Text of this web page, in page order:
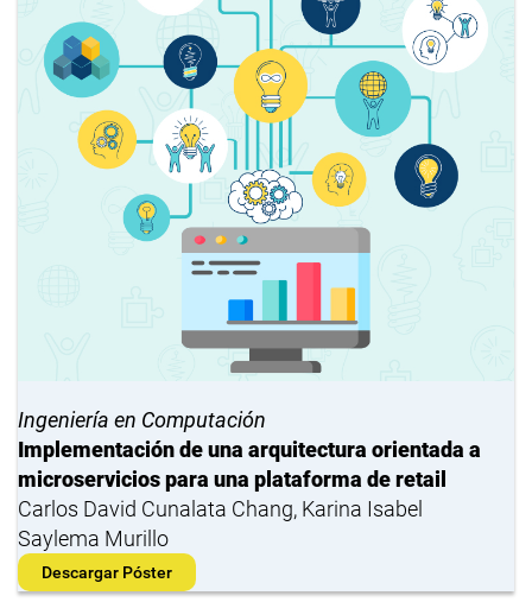
Ingeniería en Computación
Implementación de una arquitectura orientada a
microservicios para una plataforma de retail
Carlos David Cunalata Chang, Karina Isabel
Saylema Murillo
Descargar Póster